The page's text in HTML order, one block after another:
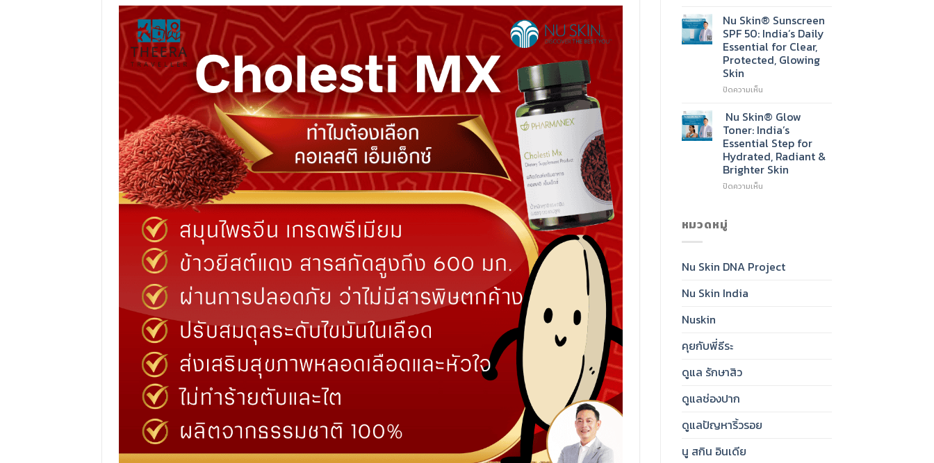
Skin®
Face
Wash:
India’s
New
To
for
Radiant,
Healthy-
Looking
Skin
Nu Skin® Sunscreen
SPF 50: India’s Daily
Essential for Clear,
Protected, Glowing
Skin
ปิดความเห็นบน
Skin®
Sunscreen
SPF
50:
India’s
Daily
Essential
Nu Skin® Glow
Toner: India’s
Essential Step for
Hydrated, Radiant &
Brighter Skin
ปิดความเห็นบน
Step
หมวดหมู่
Nu Skin DNA Project
Nu Skin India
Nuskin
คุยกับพี่ธีระ
ดูแล รักษาสิว
ดูแลช่องปาก
ดูแลปัญหาริ้วรอย
นู สกิน อินเดีย